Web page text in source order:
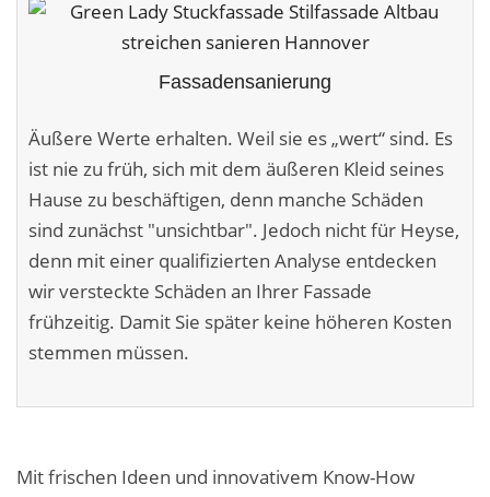
Leistungen ›
Altbausanierung
Betonoptik
Bodenbeläge & Designböden
Business Feng-Shui
Der gesunde Raum
Echtmetalloptik
Kalkkind-Fachbetrieb – Sumpfkalk-Oberflächen
Fassadensanierung
Äußere Werte erhalten. Weil sie es „wert“ sind. Es
ist nie zu früh, sich mit dem äußeren Kleid seines
Hause zu beschäftigen, denn manche Schäden
sind zunächst "unsichtbar". Jedoch nicht für Heyse,
denn mit einer qualifizierten Analyse entdecken
wir versteckte Schäden an Ihrer Fassade
frühzeitig. Damit Sie später keine höheren Kosten
stemmen müssen.
Mit frischen Ideen und innovativem Know-How